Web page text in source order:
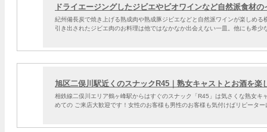
ドライエージングしたジビエやビオワインなど自然派食材
紀州備長炭で焼き上げる熟成肉や熟成豚ジビエなどと自然派ワインが楽しめ
引き出されたジビエ肉のお料理は他ではなかなか出会えない一皿。他にも希
旭区二俣川駅近くのスナックR45｜熟女キャストとお酒を楽
相鉄線二俣川エリア鶴ヶ峰駅からはすぐのスナック「R45」は気さくな熟女
めての ご来店大歓迎です！女性のお客様も男性のお客様も気付けばリピータ